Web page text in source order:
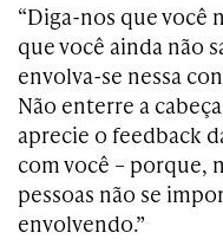
“Diga-nos que você
que você ainda não
envolva-se nessa
Não enterre a
aprecie o feedback
com você – porque,
pessoas não se
envolvendo.”